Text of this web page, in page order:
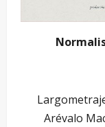
Arévalo